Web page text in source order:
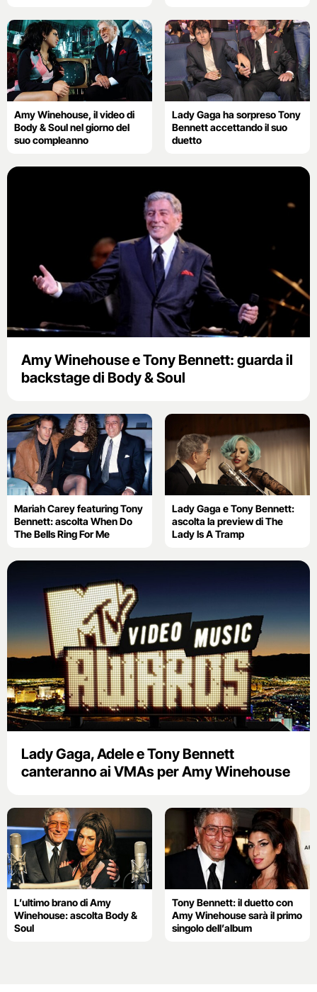
Amy Winehouse, il video di
Body & Soul nel giorno del
suo compleanno
Lady Gaga ha sorpreso Tony
Bennett accettando il suo
duetto
Amy Winehouse e Tony Bennett: guarda il
backstage di Body & Soul
Mariah Carey featuring Tony
Bennett: ascolta When Do
The Bells Ring For Me
Lady Gaga e Tony Bennett:
ascolta la preview di The
Lady Is A Tramp
Lady Gaga, Adele e Tony Bennett
canteranno ai VMAs per Amy Winehouse
L’ultimo brano di Amy
Winehouse: ascolta Body &
Soul
Tony Bennett: il duetto con
Amy Winehouse sarà il primo
singolo dell’album